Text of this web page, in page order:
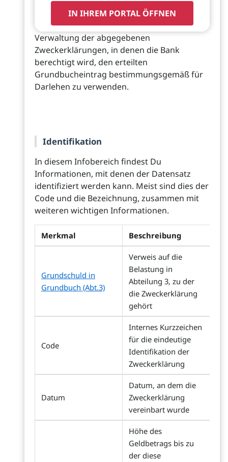
IN IHREM PORTAL ÖFFNEN
Verwaltung der abgegebenen
Zweckerklärungen, in denen die Bank
berechtigt wird, den erteilten
Grundbucheintrag bestimmungsgemäß für
Darlehen zu verwenden.
Identifikation
In diesem Infobereich findest Du
Informationen, mit denen der Datensatz
identifiziert werden kann. Meist sind dies der
Code und die Bezeichnung, zusammen mit
weiteren wichtigen Informationen.
Merkmal Beschreibung
Grundschuld in
Grundbuch (Abt.3)
Verweis auf die
Belastung in
Abteilung 3, zu der
die Zweckerklärung
gehört
Code
Internes Kurzzeichen
für die eindeutige
Identifikation der
Zweckerklärung
Datum
Datum, an dem die
Zweckerklärung
vereinbart wurde
Höhe des
Geldbetrags bis zu
der diese